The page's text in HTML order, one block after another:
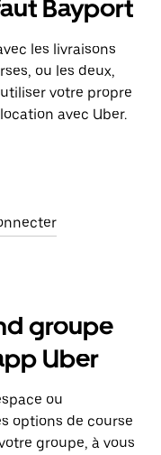
Bayport
les livraisons
ou les deux,
votre propre
avec Uber.
groupe
Uber
ou
options de course
groupe, à vous